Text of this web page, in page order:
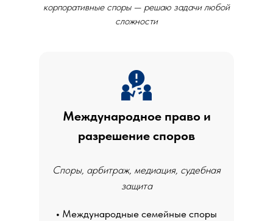
корпоративные споры — решаю задачи любой
сложности
Международное право и
разрешение споров
• Международные семейные споры
Споры, арбитраж, медиация, судебная
защита